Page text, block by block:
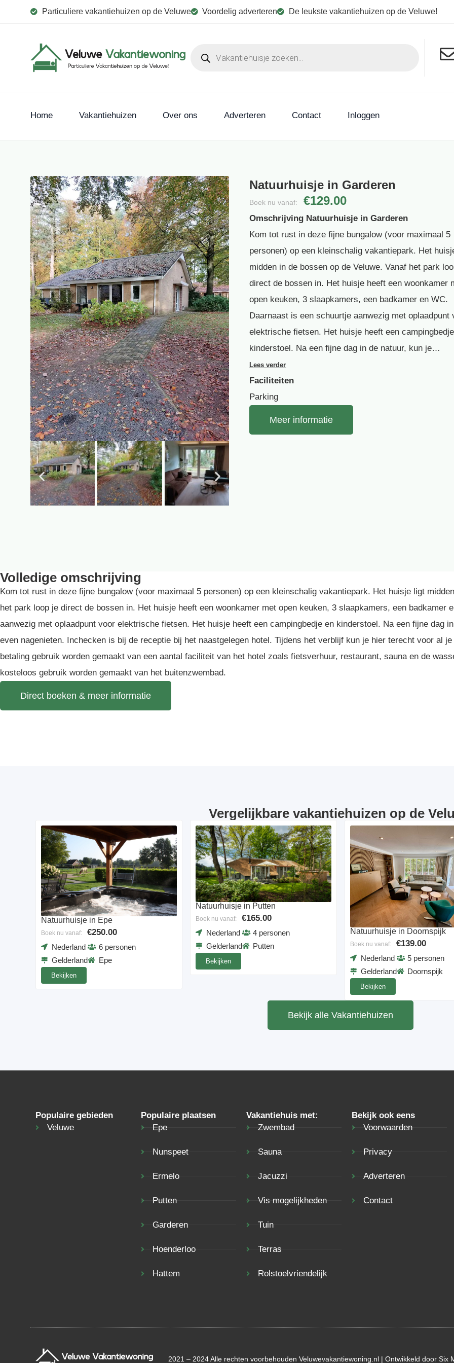
Particuliere vakantiehuizen op de Veluwe Voordelig adverteren De leukste vakantiehuizen op de Veluwe!
Home Vakantiehuizen Over ons Adverteren Contact Inloggen
Natuurhuisje in Garderen
Boek nu vanaf: €129.00
Omschrijving Natuurhuisje in Garderen
Kom tot rust in deze fijne bungalow (voor maximaal 5
personen) op een kleinschalig vakantiepark. Het
midden in de bossen op de Veluwe. Vanaf het park
direct de bossen in. Het huisje heeft een woonkamer
open keuken, 3 slaapkamers, een badkamer en WC.
Daarnaast is een schuurtje aanwezig met oplaadpunt
elektrische fietsen. Het huisje heeft een
kinderstoel. Na een fijne dag in de natuur, kun je…
Lees verder
Faciliteiten
Parking
Meer informatie
Volledige omschrijving
Kom tot rust in deze fijne bungalow (voor maximaal 5 personen) op een kleinschalig vakantiepark. Het huisje ligt
het park loop je direct de bossen in. Het huisje heeft een woonkamer met open keuken, 3 slaapkamers, een badkamer
aanwezig met oplaadpunt voor elektrische fietsen. Het huisje heeft een campingbedje en kinderstoel. Na een fijne dag
even nagenieten. Inchecken is bij de receptie bij het naastgelegen hotel. Tijdens het verblijf kun je hier terecht voor al
betaling gebruik worden gemaakt van een aantal faciliteit van het hotel zoals fietsverhuur, restaurant, sauna en de
kosteloos gebruik worden gemaakt van het buitenzwembad.
Direct boeken & meer informatie
Vergelijkbare vakantiehuizen op de
Natuurhuisje in Epe
Boek nu vanaf: €250.00
Nederland
Gelderland
6 personen
Epe
Bekijken
Natuurhuisje in Putten
Boek nu vanaf: €165.00
Nederland
Gelderland
4 personen
Putten
Bekijken
Natuurhuisje in Doornspijk
Boek nu vanaf: €139.00
Nederland
Gelderland
5 personen
Doornspijk
Bekijken
Bekijk alle Vakantiehuizen
Populaire gebieden
Veluwe
Populaire plaatsen
Epe
Nunspeet
Ermelo
Putten
Garderen
Hoenderloo
Hattem
Vakantiehuis met:
Zwembad
Sauna
Jacuzzi
Vis mogelijkheden
Tuin
Terras
Rolstoelvriendelijk
Bekijk ook eens
Voorwaarden
Privacy
Adverteren
Contact
2021 – 2024 Alle rechten voorbehouden Veluwevakantiewoning.nl | Ontwikkeld door Six